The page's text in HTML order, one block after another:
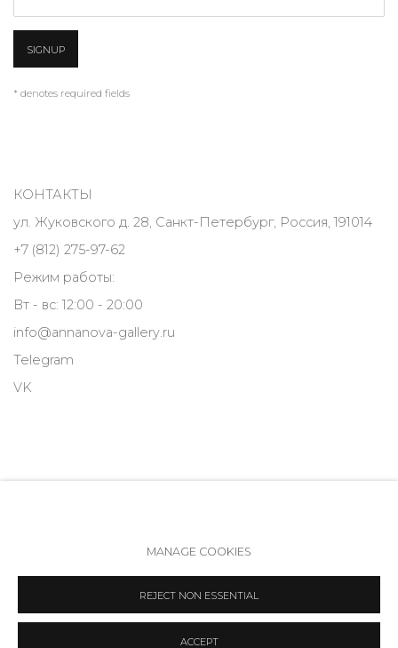
SIGNUP
* denotes required fields
КОНТАКТЫ
ул. Жуковского д. 28, Санкт-Петербург, Россия, 191014
+7 (812) 275-97-62
Режим работы:
Вт - вс: 12:00 - 20:00
info@annanova-gallery.ru
Telegram
VK
COPYRIGHT © 2026 ANNA NOVA GALLERY SITE BY ARTLOGIC
MANAGE COOKIES
REJECT NON ESSENTIAL
ACCEPT